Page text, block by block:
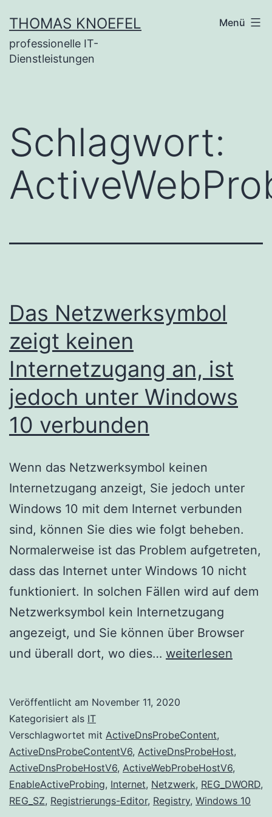
Inhalt
springen
THOMAS KNOEFEL
professionelle IT-
Dienstleistungen
Menü
Schlagwort:
Das Netzwerksymbol
zeigt keinen
Internetzugang an, ist
jedoch unter Windows
10 verbunden
Wenn das Netzwerksymbol keinen
Internetzugang anzeigt, Sie jedoch unter
Windows 10 mit dem Internet verbunden
sind, können Sie dies wie folgt beheben.
Normalerweise ist das Problem aufgetreten,
dass das Internet unter Windows 10 nicht
funktioniert. In solchen Fällen wird auf dem
Netzwerksymbol kein Internetzugang
angezeigt, und Sie können über Browser
und überall dort, wo dies… Das
Internetzugang
an,
ist
jedoch
weiterlesen
Veröffentlicht am November 11, 2020
Kategorisiert als IT
Verschlagwortet mit ActiveDnsProbeContent,
ActiveDnsProbeContentV6, ActiveDnsProbeHost,
ActiveDnsProbeHostV6, ActiveWebProbeHostV6,
EnableActiveProbing, Internet, Netzwerk, REG_DWORD,
REG_SZ, Registrierungs-Editor, Registry, Windows 10